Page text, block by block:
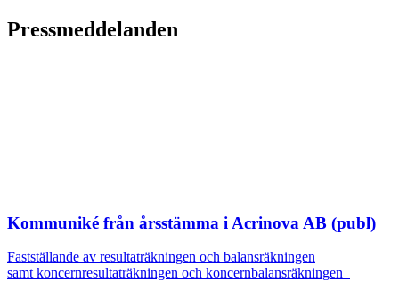
Pressmeddelanden
Kommuniké från årsstämma i Acrinova AB (publ)
Fastställande av resultaträkningen och balansräkningen
samt koncernresultaträkningen och koncernbalansräkningen